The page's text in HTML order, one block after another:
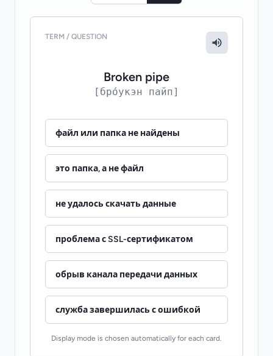
TERM / QUESTION
Broken pipe
[бро́укэн пайп]
файл или папка не найдены
это папка, а не файл
не удалось скачать данные
проблема с SSL-сертификатом
обрыв канала передачи данных
служба завершилась с ошибкой
Display mode is chosen automatically for each card.